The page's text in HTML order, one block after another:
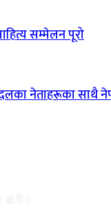
सम्मेलन पूरो
दलका नेताहरूका साथै